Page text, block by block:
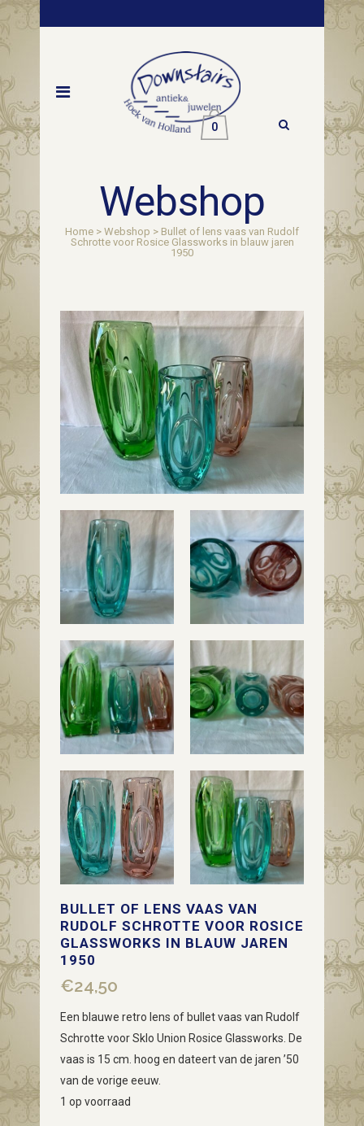
0
Webshop
Home > Webshop > Bullet of lens vaas van Rudolf
Schrotte voor Rosice Glassworks in blauw jaren
1950
BULLET OF LENS VAAS VAN
RUDOLF SCHROTTE VOOR ROSICE
GLASSWORKS IN BLAUW JAREN
1950
€24,50
Een blauwe retro lens of bullet vaas van Rudolf
Schrotte voor Sklo Union Rosice Glassworks. De
vaas is 15 cm. hoog en dateert van de jaren ’50
van de vorige eeuw.
1 op voorraad